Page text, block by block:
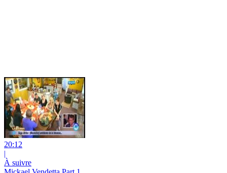
20:12
|
À suivre